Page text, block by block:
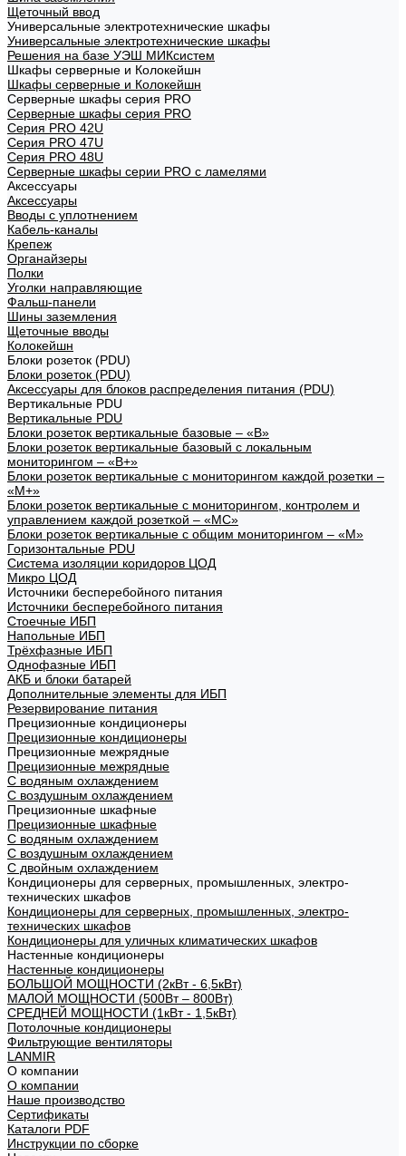
Щеточный ввод
Универсальные электротехнические шкафы
Универсальные электротехнические шкафы
Решения на базе УЭШ МИКсистем
Шкафы серверные и Колокейшн
Шкафы серверные и Колокейшн
Серверные шкафы серия PRO
Серверные шкафы серия PRO
Серия PRO 42U
Серия PRO 47U
Серия PRO 48U
Серверные шкафы серии PRO с ламелями
Аксессуары
Аксессуары
Вводы с уплотнением
Кабель-каналы
Крепеж
Органайзеры
Полки
Уголки направляющие
Фальш-панели
Шины заземления
Щеточные вводы
Колокейшн
Блоки розеток (PDU)
Блоки розеток (PDU)
Аксессуары для блоков распределения питания (PDU)
Вертикальные PDU
Вертикальные PDU
Блоки розеток вертикальные базовые – «В»
Блоки розеток вертикальные базовый с локальным
мониторингом – «В+»
Блоки розеток вертикальные с мониторингом каждой розетки –
«М+»
Блоки розеток вертикальные с мониторингом, контролем и
управлением каждой розеткой – «МС»
Блоки розеток вертикальные с общим мониторингом – «М»
Горизонтальные PDU
Система изоляции коридоров ЦОД
Микро ЦОД
Источники бесперебойного питания
Источники бесперебойного питания
Стоечные ИБП
Напольные ИБП
Трёхфазные ИБП
Однофазные ИБП
АКБ и блоки батарей
Дополнительные элементы для ИБП
Резервирование питания
Прецизионные кондиционеры
Прецизионные кондиционеры
Прецизионные межрядные
Прецизионные межрядные
С водяным охлаждением
С воздушным охлаждением
Прецизионные шкафные
Прецизионные шкафные
С водяным охлаждением
С воздушным охлаждением
С двойным охлаждением
Кондиционеры для серверных, промышленных, электро-
технических шкафов
Кондиционеры для серверных, промышленных, электро-
технических шкафов
Кондиционеры для уличных климатических шкафов
Настенные кондиционеры
Настенные кондиционеры
БОЛЬШОЙ МОЩНОСТИ (2кВт - 6,5кВт)
МАЛОЙ МОЩНОСТИ (500Вт – 800Вт)
СРЕДНЕЙ МОЩНОСТИ (1кВт - 1,5кВт)
Потолочные кондиционеры
Фильтрующие вентиляторы
LANMIR
О компании
О компании
Наше производство
Сертификаты
Каталоги PDF
Инструкции по сборке